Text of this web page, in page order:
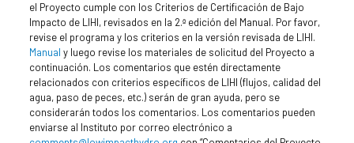
el Proyecto cumple con los Criterios de Certificación de Bajo
Impacto de LIHI, revisados en la 2.ª edición del Manual. Por favor,
revise el programa y los criterios en la versión revisada de LIHI.
Manual y luego revise los materiales de solicitud del Proyecto a
continuación. Los comentarios que estén directamente
relacionados con criterios específicos de LIHI (flujos, calidad del
agua, paso de peces, etc.) serán de gran ayuda, pero se
considerarán todos los comentarios. Los comentarios pueden
enviarse al Instituto por correo electrónico a